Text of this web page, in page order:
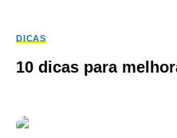
DICAS
10 dicas para